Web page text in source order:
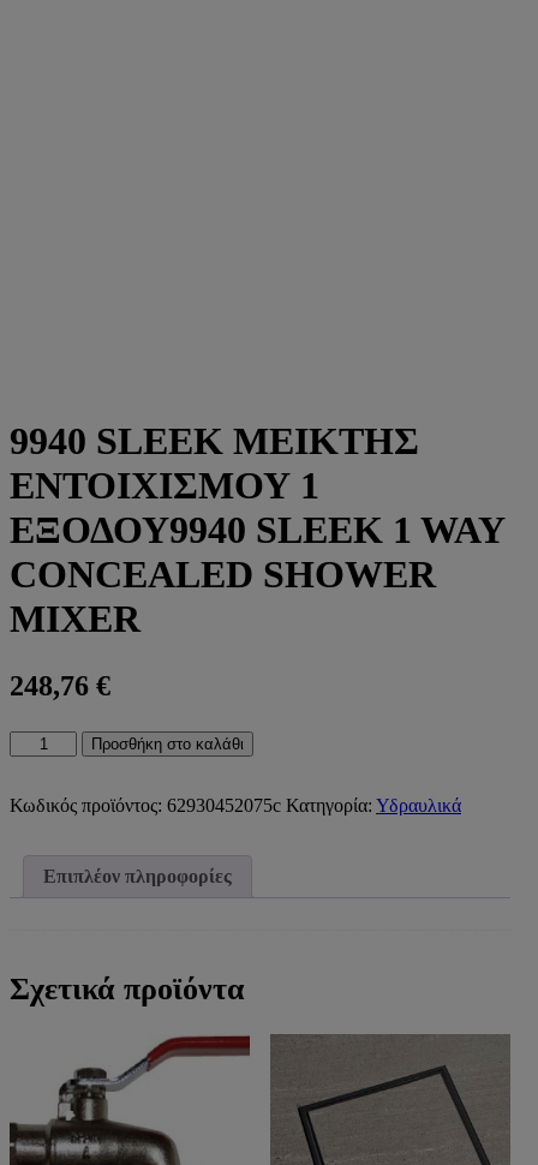
9940 SLEEK ΜΕΙΚΤΗΣ
ΕΝΤΟΙΧΙΣΜΟΥ 1
ΕΞΟΔΟΥ9940 SLEEK 1 WAY
CONCEALED SHOWER
MIXER
248,76 €
9940
SLEEK
ΕΝΤΟΙΧΙΣΜΟΥ
SLEEK
1
MIXER
ποσότητα
Προσθήκη στο καλάθι
Κωδικός προϊόντος: 62930452075c Κατηγορία: Υδραυλικά
Επιπλέον πληροφορίες
Σχετικά προϊόντα